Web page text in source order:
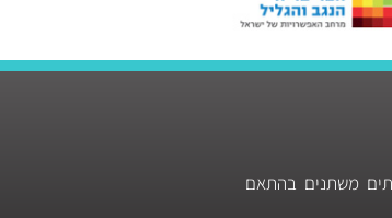
משתנים בהתאם